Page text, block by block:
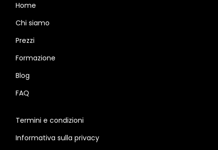
Home
Chi siamo
Prezzi
Formazione
Blog
FAQ
Termini e condizioni
Informativa sulla privacy